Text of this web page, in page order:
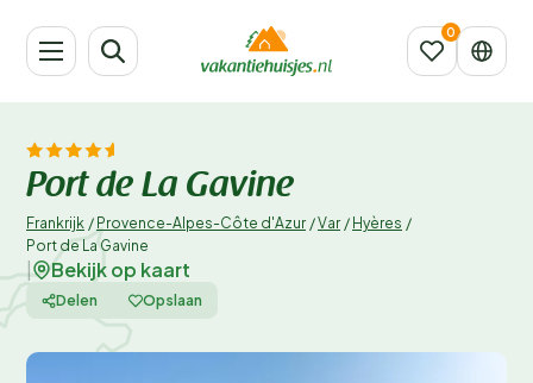
Port de La Gavine
Frankrijk / Provence-Alpes-Côte d'Azur /Var / Hyères /
Port de La Gavine
Bekijk op kaart
Delen Opslaan